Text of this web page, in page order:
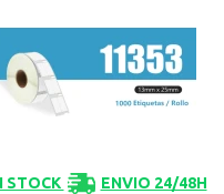
STOCK ENVIO 24/48H